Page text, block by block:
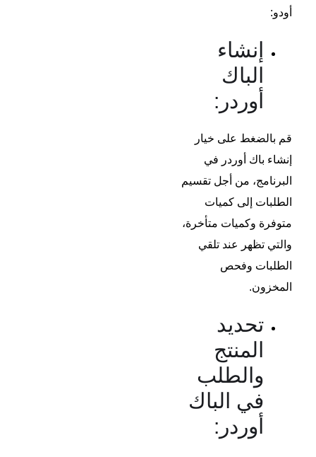
أودو:
إنشاء
الباك
أوردر:
قم بالضغط على خيار
إنشاء باك أوردر في
البرنامج، من أجل تقسيم
الطلبات إلى كميات
متوفرة وكميات متأخرة،
والتي تظهر عند تلقي
الطلبات وفحص
المخزون.
تحديد
المنتج
والطلب
في الباك
أوردر: